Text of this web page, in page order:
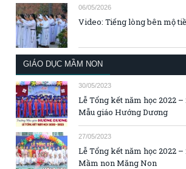
06/05/2026
Video: Tiếng lòng bên mộ
GIÁO DỤC MẦM NON
30/05/2023
Lễ Tổng kết năm học 2022
Mẫu giáo Hướng Dương
27/05/2023
Lễ Tổng kết năm học 2022
Mầm non Măng Non